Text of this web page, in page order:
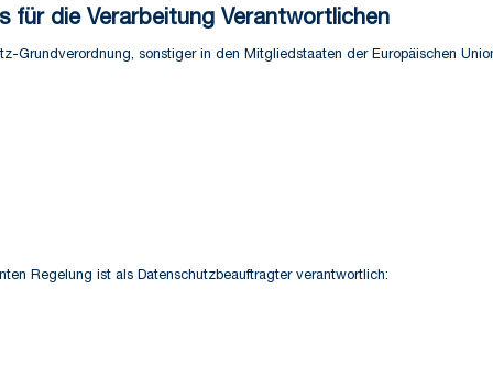
für die Verarbeitung Verantwortlichen
Grundverordnung, sonstiger in den Mitgliedstaaten der Europäischen
Regelung ist als Datenschutzbeauftragter verantwortlich: